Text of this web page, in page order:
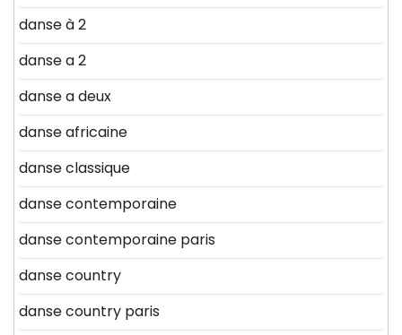
danse à 2
danse a 2
danse a deux
danse africaine
danse classique
danse contemporaine
danse contemporaine paris
danse country
danse country paris